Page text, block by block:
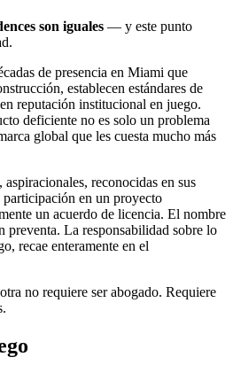
son iguales — y este punto
de presencia en Miami que
establecen estándares de
reputación institucional en juego.
deficiente no es solo un problema
global que les cuesta mucho más
reconocidas en sus
en un proyecto
un acuerdo de licencia. El nombre
preventa. La responsabilidad sobre lo
recae enteramente en el
no requiere ser abogado. Requiere